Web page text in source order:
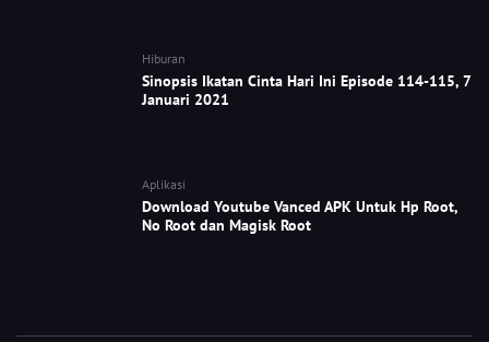
Hiburan
Sinopsis Ikatan Cinta Hari Ini Episode 114-115, 7
Januari 2021
Aplikasi
Download Youtube Vanced APK Untuk Hp Root,
No Root dan Magisk Root